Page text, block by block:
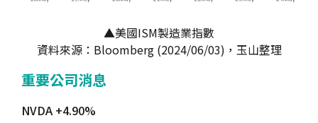
▲美國ISM製造業指數
資料來源：Bloomberg (2024/06/03)，玉山整理
重要公司消息
NVDA +4.90%